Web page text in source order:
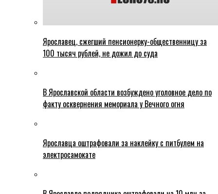
Ярославец, сжегший пенсионерку-общественницу за
100 тысяч рублей, не дожил до суда
В Ярославской области возбуждено уголовное дело по
факту осквернения мемориала у Вечного огня
Ярославца оштрафовали за наклейку с питбулем на
электросамокате